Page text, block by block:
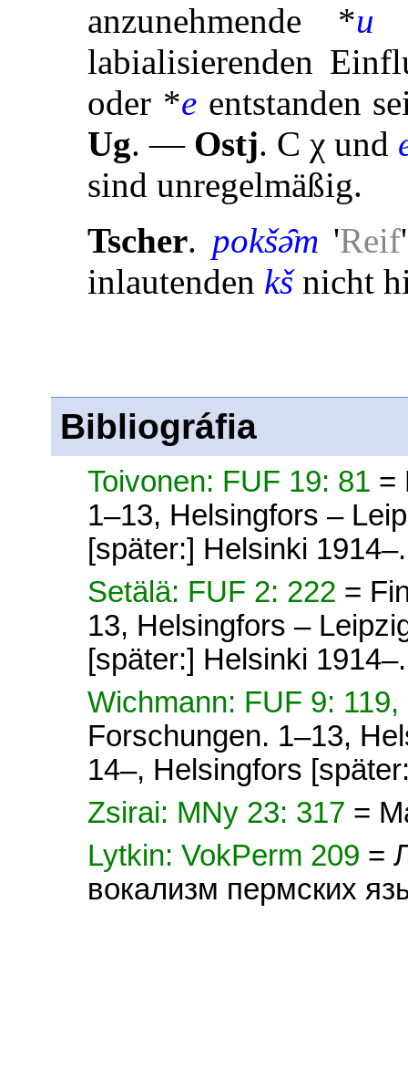
anzunehmende *u
labialisierenden
oder *eentstanden
Ug. — Ostj. Cχ und
sind unregelmäßig.
Tscher. pokšə̑m 'Reif
inlautenden kšnicht
Bibliográfia
Toivonen: FUF 19: 81 =
1–13, Helsingfors –
[später:] Helsinki 1914–.
Setälä: FUF 2: 222 =
13, Helsingfors –
[später:] Helsinki 1914–.
Wichmann: FUF 9:
Forschungen. 1–13,
14–, Helsingfors
Zsirai: MNy 23: 317 =
Lytkin: VokPerm 209 =
вокализм пермских